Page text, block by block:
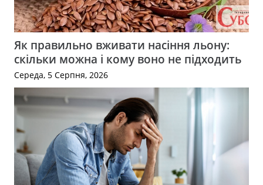
Як правильно вживати насіння льону:
скільки можна і кому воно не підходить
Середа, 5 Серпня, 2026